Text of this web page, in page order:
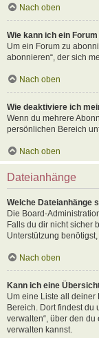
Nach oben
Wie kann ich ein
Um ein Forum zu
abonnieren“, der sich
Nach oben
Wie deaktiviere ich
Wenn du mehrere
persönlichen Bereich
Nach oben
Dateianhänge
Welche Dateianhänge
Die Board-
Falls du dir nicht sicher
Unterstützung
Nach oben
Kann ich eine
Um eine Liste all
Bereich. Dort findest du
verwalten“, über den
verwalten kannst.